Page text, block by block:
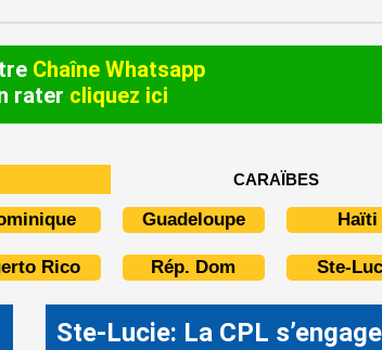
Chaîne Whatsapp
rater cliquez ici
CARAÏBES
Guadeloupe Haïti
Rico Rép. Dom Ste-
Ste-Lucie: La CPL s’engage